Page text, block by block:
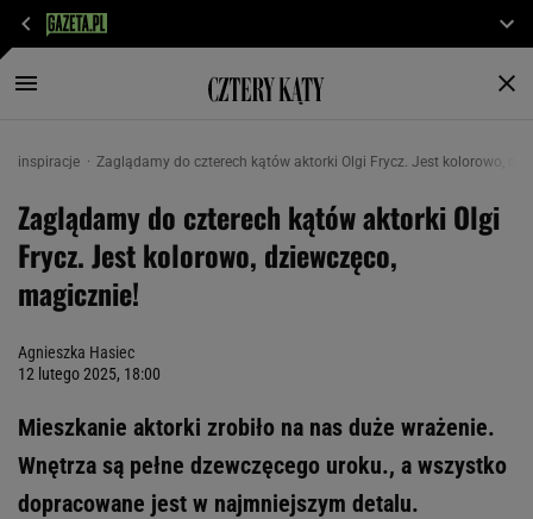
inspiracje Zaglądamy do czterech kątów aktorki Olgi Frycz. Jest kolorowo,
Zaglądamy do czterech kątów aktorki Olgi
Frycz. Jest kolorowo, dziewczęco,
magicznie!
Agnieszka Hasiec
12 lutego 2025, 18:00
Mieszkanie aktorki zrobiło na nas duże wrażenie.
Wnętrza są pełne dzewczęcego uroku., a wszystko
dopracowane jest w najmniejszym detalu.